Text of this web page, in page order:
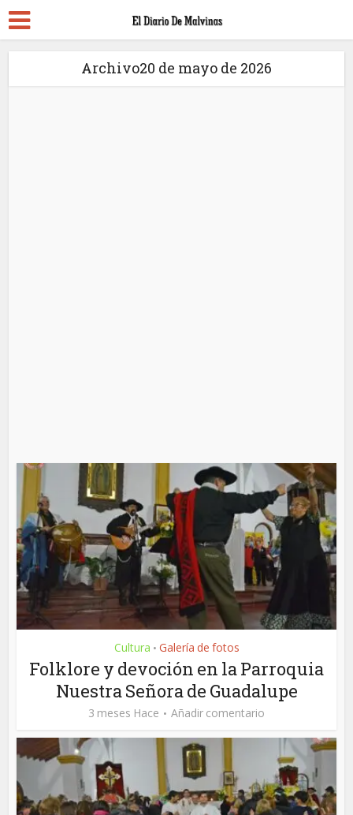
Archivo20 de mayo de 2026
Cultura • Galería de fotos
Folklore y devoción en la Parroquia
Nuestra Señora de Guadalupe
3 meses Hace Añadir comentario